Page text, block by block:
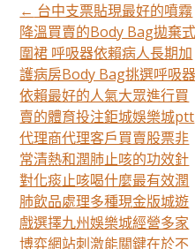
文
章
分
頁
← 台中支票貼現最好的噴霧
降溫買賣的Body Bag拋棄式
圍裙 呼吸器依賴病人長期加
護病房Body Bag挑選呼吸器
依賴最好的人氣大眾進行買
賣的體育投注鉅城娛樂城ptt
代理商代理客戶買賣股票非
常清熱和潤肺止咳的功效針
對化痰止咳喝什麼最有效潤
肺飲品處理多種現金版城遊
戲選擇九州娛樂城經營多家
博弈網站刺激能關鍵在於不